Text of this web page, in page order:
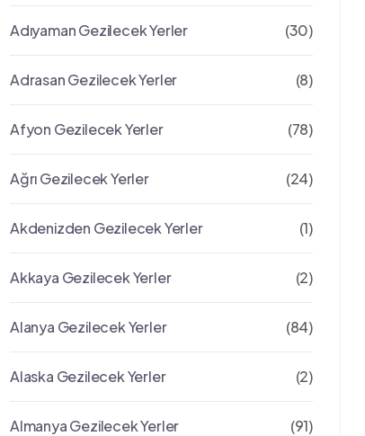
Adıyaman Gezilecek Yerler (30)
Adrasan Gezilecek Yerler (8)
Afyon Gezilecek Yerler (78)
Ağrı Gezilecek Yerler (24)
Akdenizden Gezilecek Yerler (1)
Akkaya Gezilecek Yerler (2)
Alanya Gezilecek Yerler (84)
Alaska Gezilecek Yerler (2)
Almanya Gezilecek Yerler (91)